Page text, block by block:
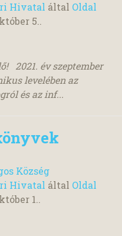
Hivatal által Oldal
5..
2021. év szeptember
levelében az
és az inf...
Község
Hivatal által Oldal
1..